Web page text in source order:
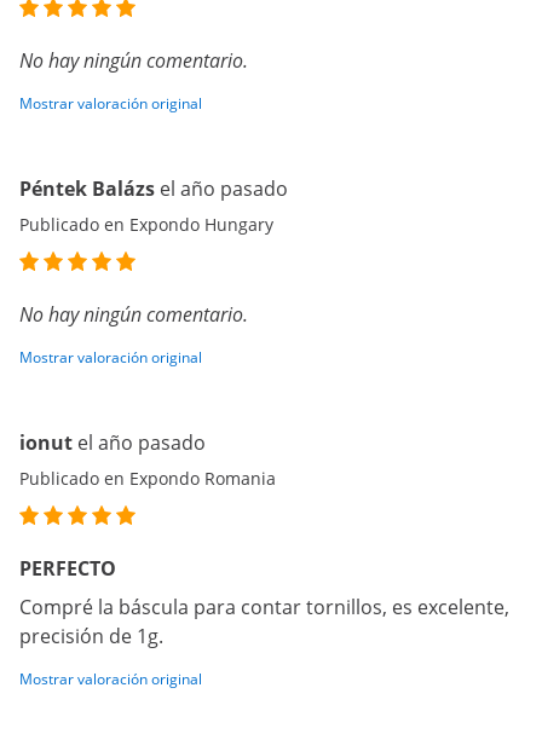
No hay ningún comentario.
Mostrar valoración original
Péntek Balázs el año pasado
Publicado en Expondo Hungary
No hay ningún comentario.
Mostrar valoración original
ionut el año pasado
Publicado en Expondo Romania
PERFECTO
Compré la báscula para contar tornillos, es excelente,
precisión de 1g.
Mostrar valoración original